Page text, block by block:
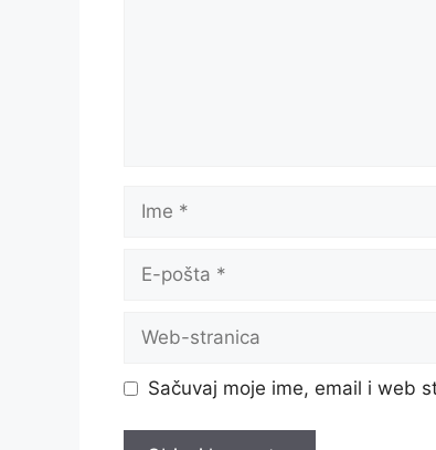
pošta
stranica
Sačuvaj moje ime, email i web